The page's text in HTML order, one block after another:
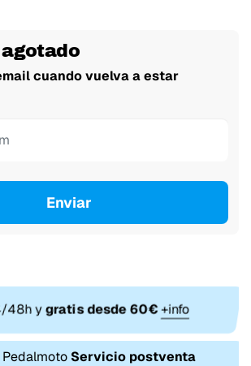
cuando vuelva a estar
Enviar
48h ygratis desde 60€+info
Pedalmoto Servicio postventa